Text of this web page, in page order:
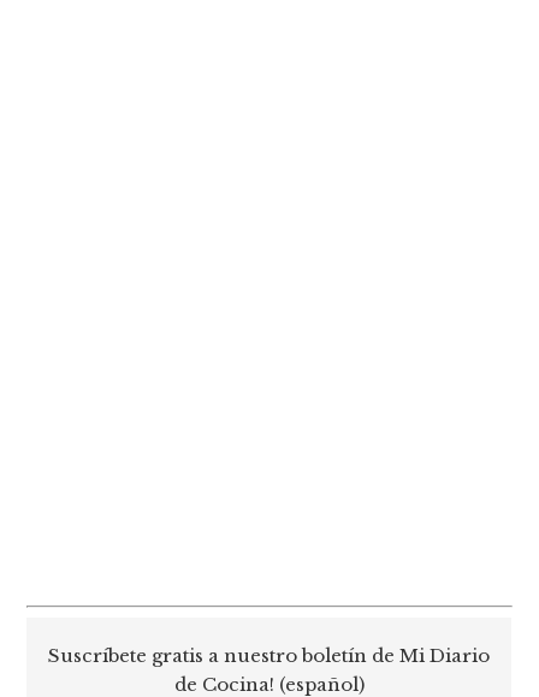
Suscríbete gratis a nuestro boletín de Mi Diario
de Cocina! (español)